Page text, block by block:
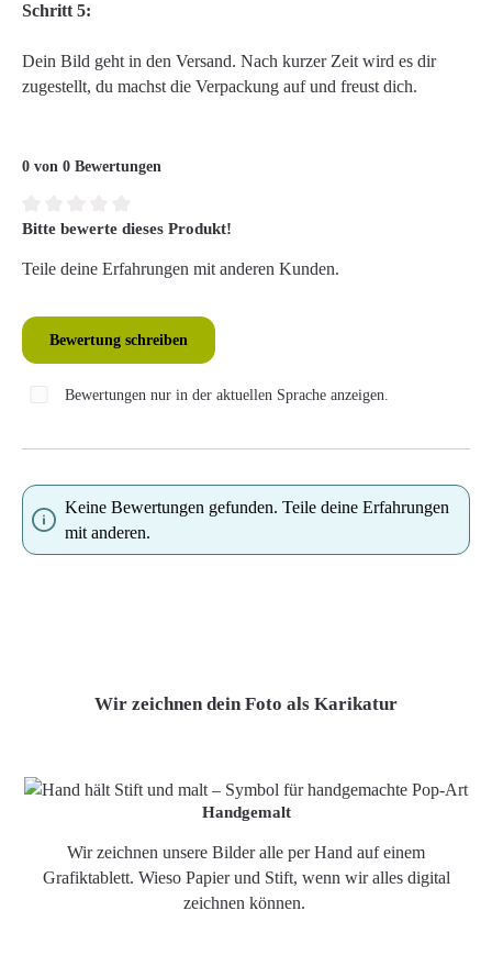
Schritt 5:
Dein Bild geht in den Versand. Nach kurzer Zeit wird es dir
zugestellt, du machst die Verpackung auf und freust dich.
0 von 0 Bewertungen
Durchschnittliche Bewertung von 0 von 5 Sternen
Bitte bewerte dieses Produkt!
Teile deine Erfahrungen mit anderen Kunden.
Bewertung schreiben
Bewertungen nur in der aktuellen Sprache anzeigen.
Keine Bewertungen gefunden. Teile deine Erfahrungen
mit anderen.
Wir zeichnen dein Foto als Karikatur
Handgemalt
Wir zeichnen unsere Bilder alle per Hand auf einem
Grafiktablett. Wieso Papier und Stift, wenn wir alles digital
zeichnen können.